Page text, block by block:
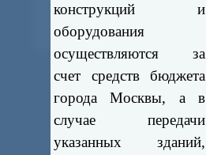
конструкций и
оборудования
осуществляются за
счет средств бюджета
города Москвы, а в
случае передачи
указанных зданий,